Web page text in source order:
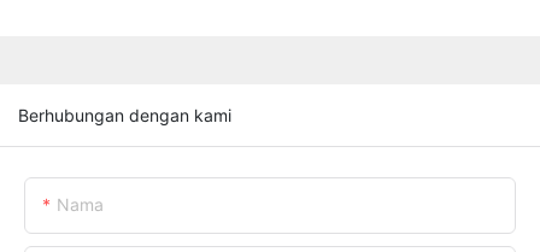
Berhubungan dengan kami
Nama